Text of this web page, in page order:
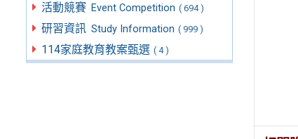
活動競賽 Event Competition ( 694 )
研習資訊 Study Information ( 999 )
114家庭教育教案甄選 ( 4 )